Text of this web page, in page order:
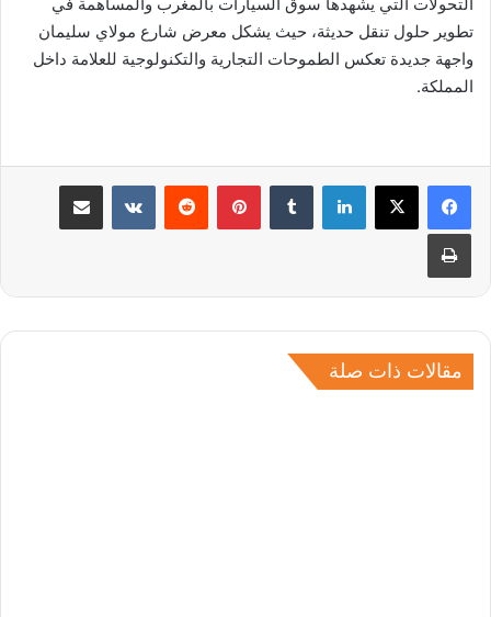
التحولات التي يشهدها سوق السيارات بالمغرب والمساهمة في
تطوير حلول تنقل حديثة، حيث يشكل معرض شارع مولاي سليمان
واجهة جديدة تعكس الطموحات التجارية والتكنولوجية للعلامة داخل
المملكة.
لينكدإن بينتيريست مشاركة عبر البريد
طباعة
مقالات ذات صلة